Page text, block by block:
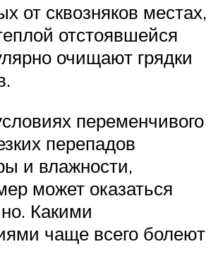
от сквозняков местах,
отстоявшейся
очищают грядки
переменчивого
перепадов
и влажности,
может оказаться
Какими
чаще всего болеют